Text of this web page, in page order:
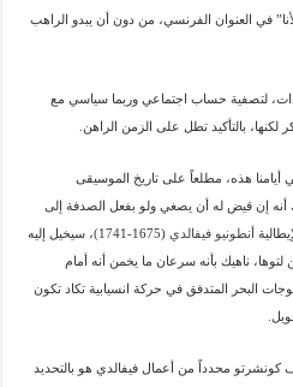
في العنوان الفرنسي، من دون أن يبدو الراهب
لتصفية حساب اجتماعي وربما سياسي مع
بالتأكيد تطل على الزمن الراهن.
هذه، مطلعاً على تاريخ الموسيقى
أنه إن قيض له أن يصغي ولو بفعل الصدفة إلى
أنطونيو فيفالدي
(1675-1741)، سيخيل إليه
ناهيك بأنه سرعان ما يخمن أنه أمام
البحر المتدفق في حركة انسيابية تكاد تكون
كونشرتو محدداً من أعمال فيفالدي هو بالتحديد